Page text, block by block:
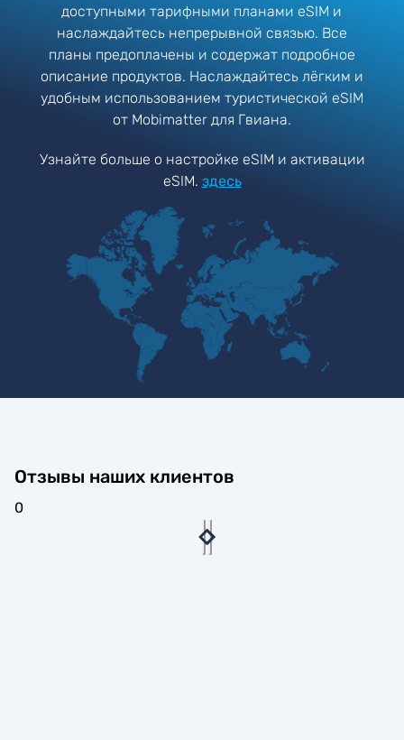
доступными тарифными планами eSIM и
наслаждайтесь непрерывной связью. Все
планы предоплачены и содержат подробное
описание продуктов. Наслаждайтесь лёгким и
удобным использованием туристической eSIM
от Mobimatter для Гвиана.
Узнайте больше о настройке eSIM и активации
eSIM. здесь
Отзывы наших клиентов
0